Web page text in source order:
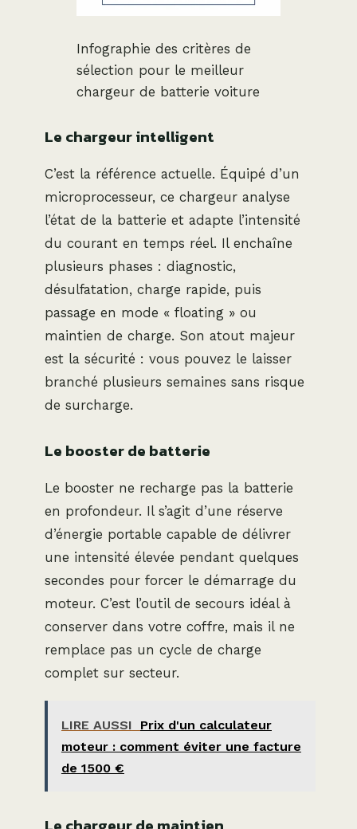
Infographie des critères de
sélection pour le meilleur
chargeur de batterie voiture
Le chargeur intelligent
C’est la référence actuelle. Équipé d’un
microprocesseur, ce chargeur analyse
l’état de la batterie et adapte l’intensité
du courant en temps réel. Il enchaîne
plusieurs phases : diagnostic,
désulfatation, charge rapide, puis
passage en mode « floating » ou
maintien de charge. Son atout majeur
est la sécurité : vous pouvez le laisser
branché plusieurs semaines sans risque
de surcharge.
Le booster de batterie
Le booster ne recharge pas la batterie
en profondeur. Il s’agit d’une réserve
d’énergie portable capable de délivrer
une intensité élevée pendant quelques
secondes pour forcer le démarrage du
moteur. C’est l’outil de secours idéal à
conserver dans votre coffre, mais il ne
remplace pas un cycle de charge
complet sur secteur.
LIRE AUSSI
Prix d'un calculateur
moteur : comment éviter une facture
de 1500 €